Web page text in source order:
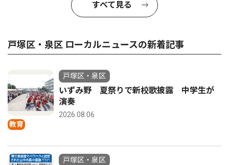
すべて見る
戸塚区・泉区 ローカルニュースの新着記事
教育
戸塚区・泉区
いずみ野 夏祭りで新校歌披露 中学生が
演奏
2026.08.06
戸塚区・泉区